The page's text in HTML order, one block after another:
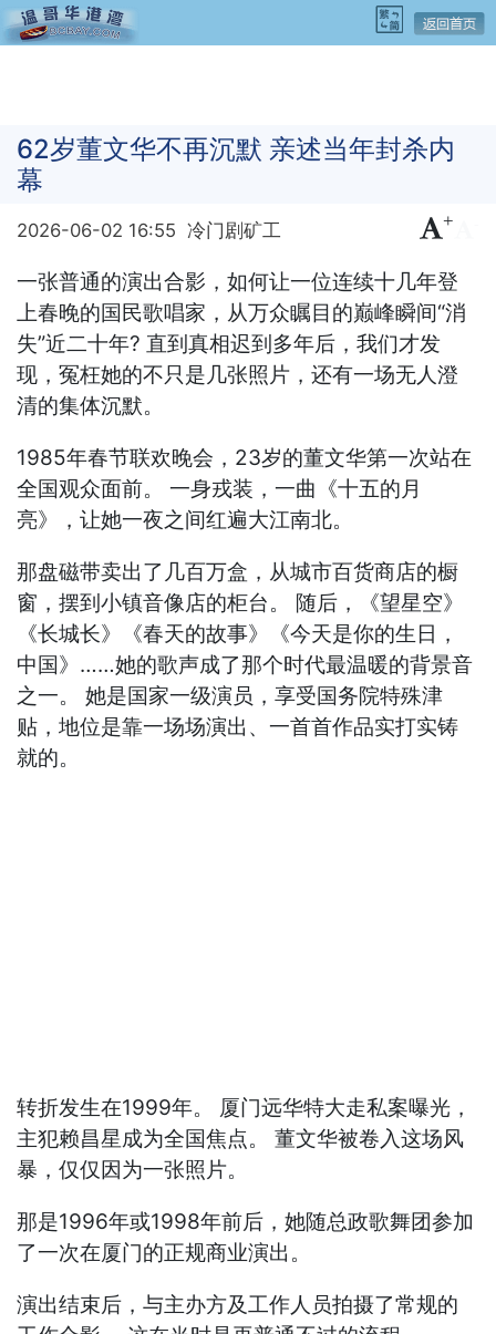
62岁董文华不再沉默 亲述当年封杀内
幕
2026-06-02 16:55 冷门剧矿工 +
一张普通的演出合影，如何让一位连续十几年登
上春晚的国民歌唱家，从万众瞩目的巅峰瞬间“消
失”近二十年? 直到真相迟到多年后，我们才发
现，冤枉她的不只是几张照片，还有一场无人澄
清的集体沉默。
1985年春节联欢晚会，23岁的董文华第一次站在
全国观众面前。 一身戎装，一曲《十五的月
亮》，让她一夜之间红遍大江南北。
那盘磁带卖出了几百万盒，从城市百货商店的橱
窗，摆到小镇音像店的柜台。 随后，《望星空》
《长城长》《春天的故事》《今天是你的生日，
中国》……她的歌声成了那个时代最温暖的背景音
之一。 她是国家一级演员，享受国务院特殊津
贴，地位是靠一场场演出、一首首作品实打实铸
就的。
转折发生在1999年。 厦门远华特大走私案曝光，
主犯赖昌星成为全国焦点。 董文华被卷入这场风
暴，仅仅因为一张照片。
那是1996年或1998年前后，她随总政歌舞团参加
了一次在厦门的正规商业演出。
演出结束后，与主办方及工作人员拍摄了常规的